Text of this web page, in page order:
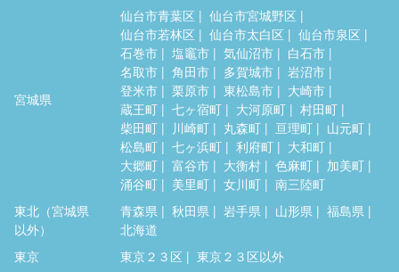
宮城県
仙台市青葉区
仙台市宮城野区
仙台市若林区
仙台市太白区
仙台市泉区
石巻市
塩竈市 気仙沼市
白石市
名取市
角田市 多賀城市
岩沼市
登米市
栗原市 東松島市
大崎市
蔵王町
七ヶ宿町 大河原町
村田町
柴田町
川崎町 丸森町 亘理町
山元町
松島町
七ヶ浜町 利府町
大和町
大郷町
富谷市 大衡村 色麻町
加美町
涌谷町
美里町 女川町
南三陸町
東北（宮城県
以外）
青森県 秋田県 岩手県 山形県
福島県
北海道
東京
東京２３区 東京２３区以外